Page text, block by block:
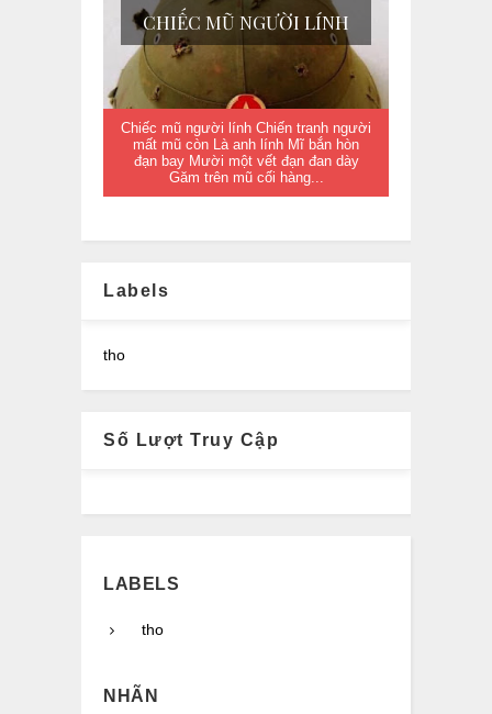
CHIẾC MŨ NGƯỜI LÍNH
Chiếc mũ người lính Chiến tranh người
mất mũ còn Là anh lính Mĩ bắn hòn
đạn bay Mười một vết đạn đan dày
Găm trên mũ cối hàng...
Labels
tho
Số Lượt Truy Cập
LABELS
tho
NHÃN